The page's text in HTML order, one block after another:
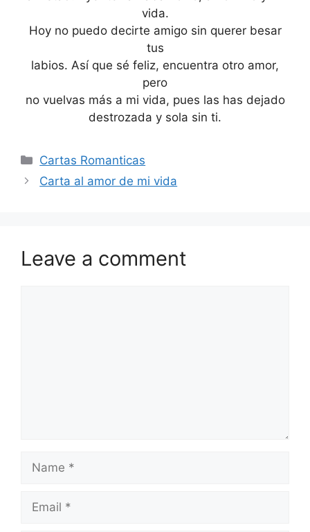
vida.
Hoy no puedo decirte amigo sin querer besar
tus
labios. Así que sé feliz, encuentra otro amor,
pero
no vuelvas más a mi vida, pues las has dejado
destrozada y sola sin ti.
Categories
Cartas Romanticas
Carta al amor de mi vida
Leave a comment
Name
Email